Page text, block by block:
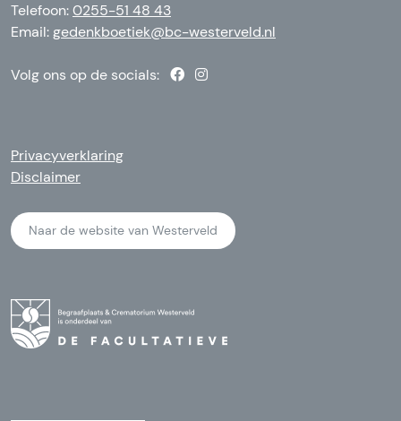
Telefoon:0255-51 48 43
Email:gedenkboetiek@bc-westerveld.nl
Volg ons op de socials:
Privacyverklaring
Disclaimer
Naar de website van Westerveld